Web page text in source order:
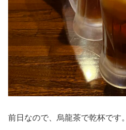
前日なので、烏龍茶で乾杯です。